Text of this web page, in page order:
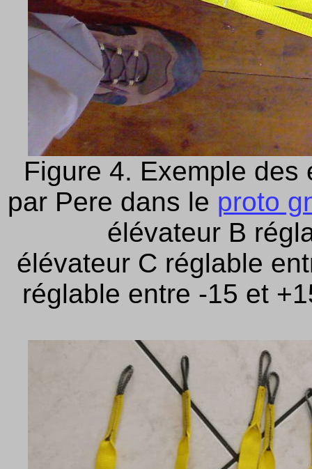
Figure 4. Exemple
par Pere dans le proto
élévateur B
élévateur C réglable
réglable entre -15 et